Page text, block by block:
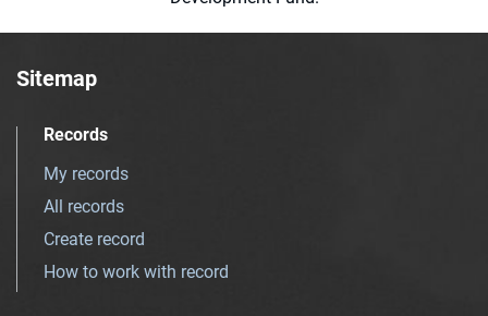
Sitemap
Records
My records
All records
Create record
How to work with record